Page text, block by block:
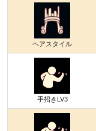
ヘアスタイル
手招きLV3